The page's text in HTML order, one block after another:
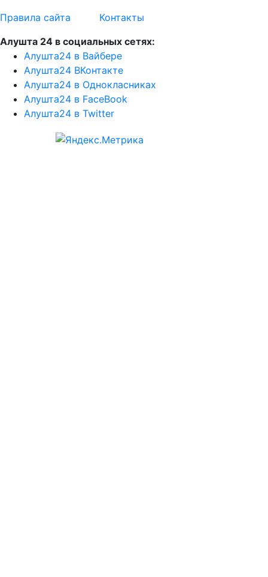
Правила сайта
Контакты
Алушта 24 в социальных сетях:
Алушта24 в Вайбере
Алушта24 ВКонтакте
Алушта24 в Однокласниках
Алушта24 в FaceBook
Алушта24 в Twitter